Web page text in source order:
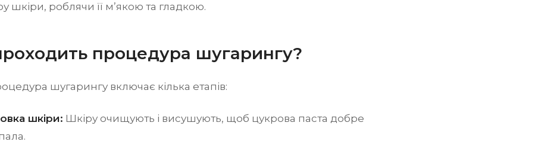
шкіри, роблячи її м’якою та гладкою.
процедура шугарингу?
шугарингу включає кілька етапів:
шкіри: Шкіру очищують і висушують, щоб цукрова паста добре